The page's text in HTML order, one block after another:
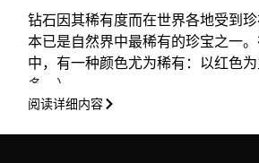
钻石因其稀有度而在世界各地受到
本已是自然界中最稀有的珍宝之一
中，有一种颜色尤为稀有：以红色
多…）
阅读详细内容